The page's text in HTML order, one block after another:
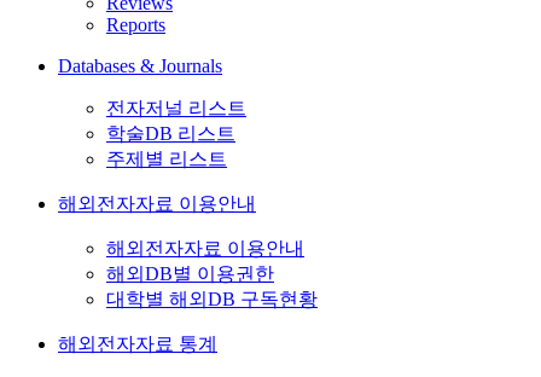
Reports
Databases & Journals
전자저널 리스트
학술DB 리스트
주제별 리스트
해외전자자료 이용안내
해외전자자료 이용안내
해외DB별 이용권한
대학별 해외DB 구독현황
해외전자자료 통계